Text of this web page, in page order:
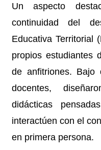
Un aspecto
continuidad del
Educativa Territorial
propios estudiantes
de anfitriones. Bajo
docentes,
didácticas
interactúen con el
en primera persona.